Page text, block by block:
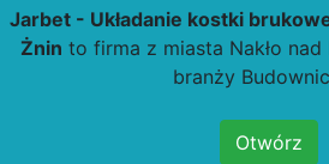
Jarbet - Układanie kostki
Żnin to firma z miasta Nakło
branży
Otwórz